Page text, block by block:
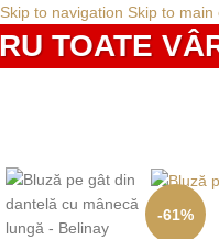
Skip to navigation Skip to main
-61%